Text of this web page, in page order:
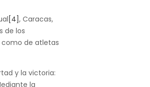
[4], Caracas,
de los
como de atletas
y la victoria:
la